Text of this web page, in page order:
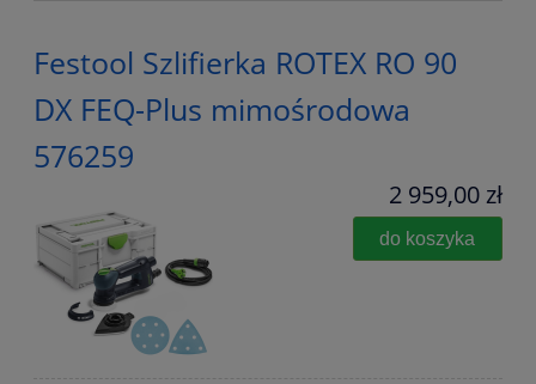
Festool Szlifierka ROTEX RO 90
DX FEQ-Plus mimośrodowa
576259
2 959,00 zł
do koszyka